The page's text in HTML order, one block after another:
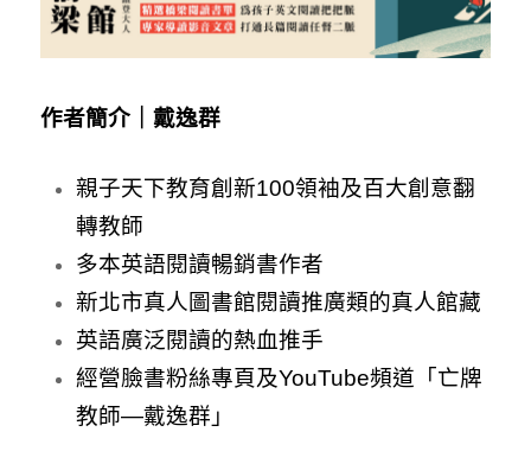
作者簡介｜戴逸群
親子天下教育創新100領袖及百大創意翻
轉教師
多本英語閱讀暢銷書作者
新北市真人圖書館閱讀推廣類的真人館藏
英語廣泛閱讀的熱血推手
經營臉書粉絲專頁及YouTube頻道「亡牌
教師—戴逸群」